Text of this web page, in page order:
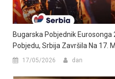
Bugarska Pobjednik Eurosonga
Pobjedu, Srbija Završila Na 17.
17/05/2026 dan